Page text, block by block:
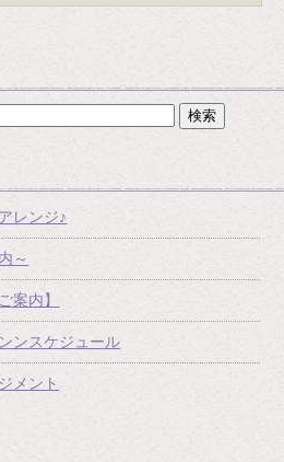
レンジ♪
～
案内】
ンスケジュール
メント